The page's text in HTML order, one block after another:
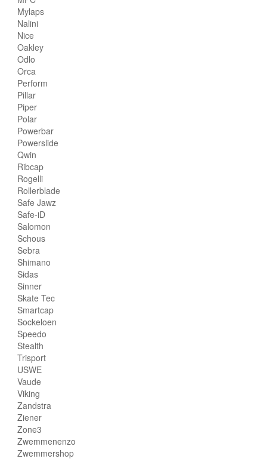
Mylaps
Nalini
Nice
Oakley
Odlo
Orca
Perform
Pillar
Piper
Polar
Powerbar
Powerslide
Qwin
Ribcap
Rogelli
Rollerblade
Safe Jawz
Safe-iD
Salomon
Schous
Sebra
Shimano
Sidas
Sinner
Skate Tec
Smartcap
Sockeloen
Speedo
Stealth
Trisport
USWE
Vaude
Viking
Zandstra
Ziener
Zone3
Zwemmenenzo
Zwemmershop